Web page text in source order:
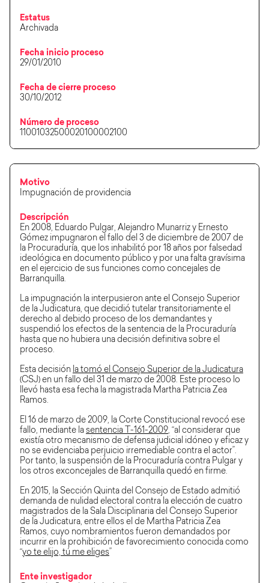
Estatus
Archivada
Fecha inicio proceso
29/01/2010
Fecha de cierre proceso
30/10/2012
Número de proceso
11001032500020100002100
Motivo
Impugnación de providencia
Descripción
En 2008, Eduardo Pulgar, Alejandro Munarriz y Ernesto
Gómez impugnaron el fallo del 3 de diciembre de 2007 de
la Procuraduría, que los inhabilitó por 18 años por falsedad
ideológica en documento público y por una falta gravísima
en el ejercicio de sus funciones como concejales de
Barranquilla.
La impugnación la interpusieron ante el Consejo Superior
de la Judicatura, que decidió tutelar transitoriamente el
derecho al debido proceso de los demandantes y
suspendió los efectos de la sentencia de la Procuraduría
hasta que no hubiera una decisión definitiva sobre el
proceso.
Esta decisión la tomó el Consejo Superior de la Judicatura
(CSJ) en un fallo del 31 de marzo de 2008. Este proceso lo
llevó hasta esa fecha la magistrada Martha Patricia Zea
Ramos.
El 16 de marzo de 2009, la Corte Constitucional revocó ese
fallo, mediante la sentencia T-161-2009, “al considerar que
existía otro mecanismo de defensa judicial idóneo y eficaz y
no se evidenciaba perjuicio irremediable contra el actor”.
Por tanto, la suspensión de la Procuraduría contra Pulgar y
los otros exconcejales de Barranquilla quedó en firme.
En 2015, la Sección Quinta del Consejo de Estado admitió
demanda de nulidad electoral contra la elección de cuatro
magistrados de la Sala Disciplinaria del Consejo Superior
de la Judicatura, entre ellos el de Martha Patricia Zea
Ramos, cuyo nombramientos fueron demandados por
incurrir en la prohibición de favorecimiento conocida como
yo te elijo, tú me eliges
Ente investigador